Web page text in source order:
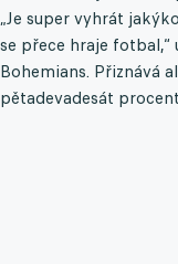
„Je super vyhrát
se přece hraje fotbal,“
Bohemians. Přiznává
pětadevadesát